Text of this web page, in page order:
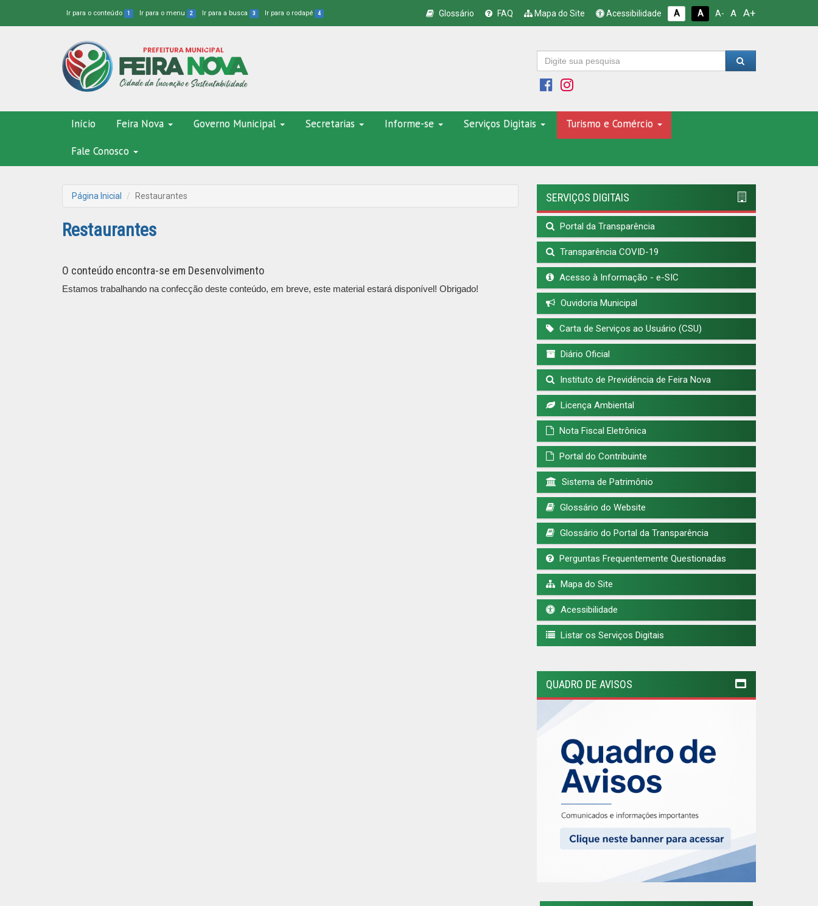
Ir para o conteúdo 1 Ir para o menu 2 Ir para a busca 3 Ir para o rodapé 4 Glossário FAQ Mapa do Site Acessibilidade A A A- A A+
Início Feira Nova Governo Municipal Secretarias Informe-se Serviços Digitais Turismo e Comércio
Fale Conosco
Página Inicial Restaurantes
Restaurantes
O conteúdo encontra-se em Desenvolvimento
Estamos trabalhando na confecção deste conteúdo, em breve, este material estará disponível! Obrigado!
SERVIÇOS DIGITAIS
Portal da Transparência
Transparência COVID-19
Acesso à Informação - e-SIC
Ouvidoria Municipal
Carta de Serviços ao Usuário (CSU)
Diário Oficial
Instituto de Previdência de Feira Nova
Licença Ambiental
Nota Fiscal Eletrônica
Portal do Contribuinte
Sistema de Patrimônio
Glossário do Website
Glossário do Portal da Transparência
Perguntas Frequentemente Questionadas
Mapa do Site
Acessibilidade
Listar os Serviços Digitais
QUADRO DE AVISOS